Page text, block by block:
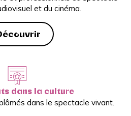
et du cinéma.
dans la culture
dans le spectacle vivant.